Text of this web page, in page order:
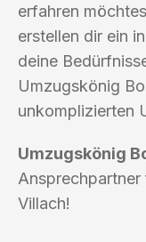
erfahren
erstellen dir ein
deine
Umzugskönig
unkomplizierten
Umzugskönig
Villach!